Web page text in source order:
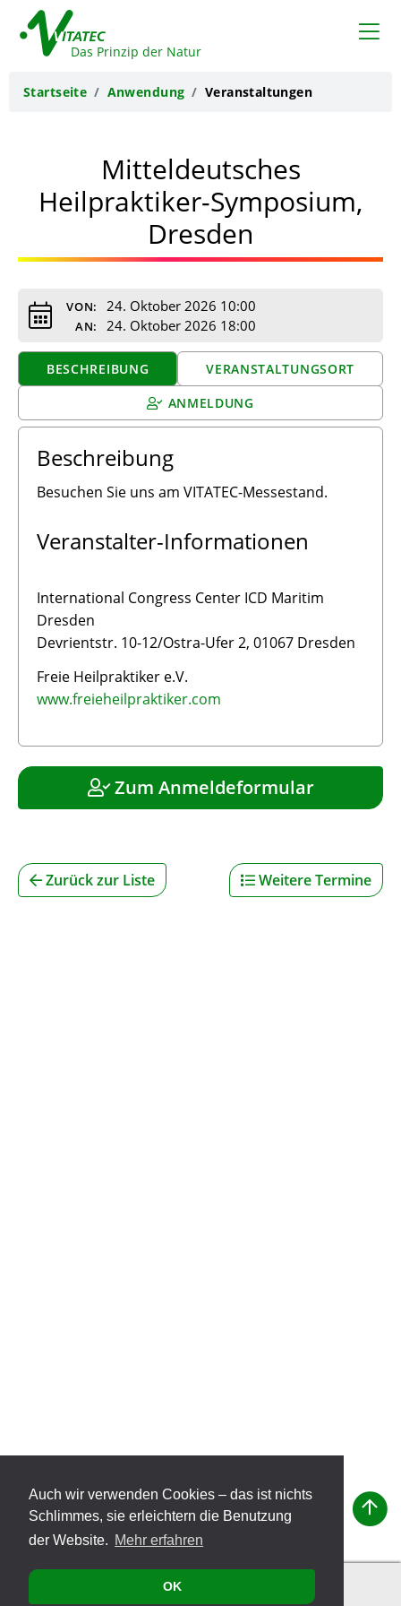
Auch wir verwenden Cookies – das ist nichts
Schlimmes, sie erleichtern die Benutzung
der Website. Mehr erfahren
OK
Das Prinzip der Natur
Startseite Anwendung Veranstaltungen
Mitteldeutsches
Heilpraktiker-Symposium,
Dresden
VON: 24. Oktober 2026 10:00
AN: 24. Oktober 2026 18:00
BESCHREIBUNG
VERANSTALTUNGSORT
ANMELDUNG
Zum Anmeldeformular
Beschreibung
Besuchen Sie uns am VITATEC-Messestand.
Veranstalter-Informationen
International Congress Center ICD Maritim
Dresden
Devrientstr. 10-12/Ostra-Ufer 2, 01067 Dresden
Freie Heilpraktiker e.V.
www.freieheilpraktiker.com
Zurück zur Liste Weitere Termine